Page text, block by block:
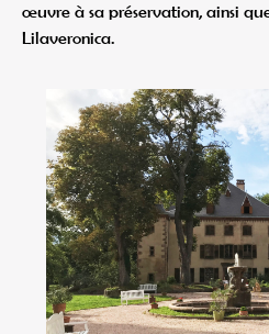
œuvre à sa préservation, ainsi
Lilaveronica.